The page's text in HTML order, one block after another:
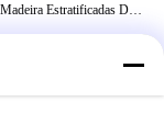
Estratificadas Da